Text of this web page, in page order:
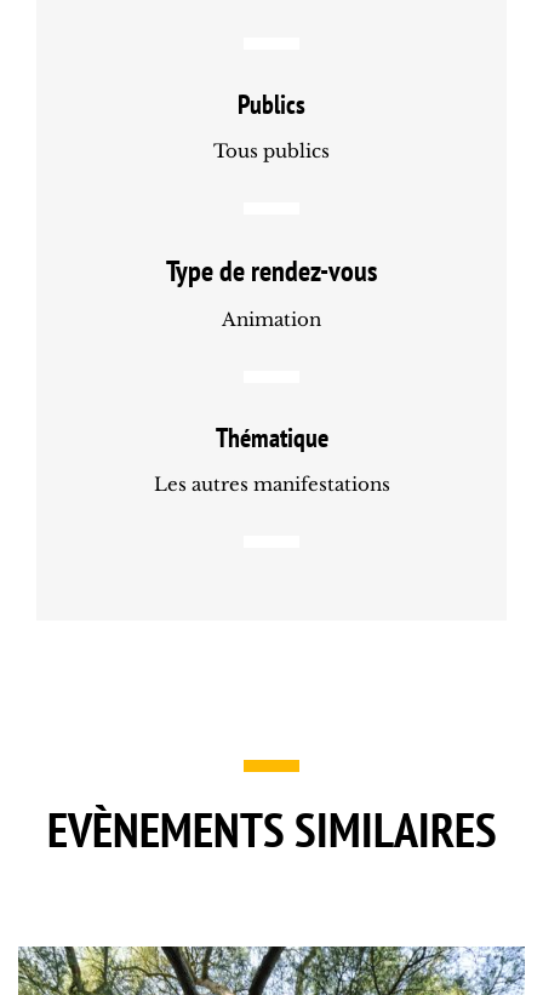
Publics
Tous publics
Type de rendez-vous
Animation
Thématique
Les autres manifestations
EVÈNEMENTS SIMILAIRES